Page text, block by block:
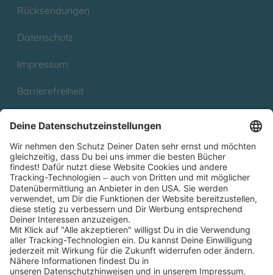
Rücksendungen
Datenschutz
Impressum
Barrierefreiheit
Partnerprogramm (Affiliate)
Folge uns auf
* Versandkostenfrei ab 9,00 € Bestellwert innerhalb
Deutschlands